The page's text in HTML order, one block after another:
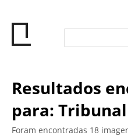
Resultados
para:
Foram encontradas 18